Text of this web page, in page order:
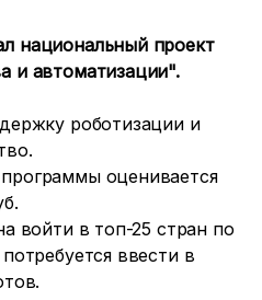
национальный проект
и автоматизации".
роботизации и
оценивается
войти в топ-25 стран по
ввести в